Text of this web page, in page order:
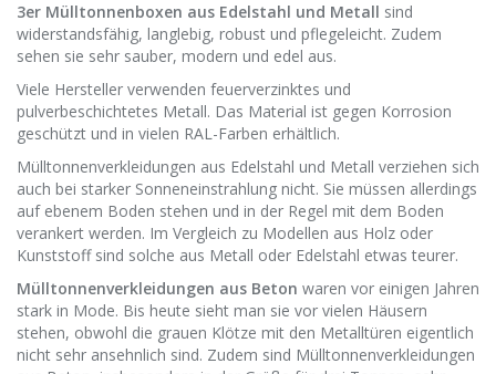
3er Mülltonnenboxen aus Edelstahl und Metall sind
widerstandsfähig, langlebig, robust und pflegeleicht. Zudem
sehen sie sehr sauber, modern und edel aus.
Viele Hersteller verwenden feuerverzinktes und
pulverbeschichtetes Metall. Das Material ist gegen Korrosion
geschützt und in vielen RAL-Farben erhältlich.
Mülltonnenverkleidungen aus Edelstahl und Metall verziehen sich
auch bei starker Sonneneinstrahlung nicht. Sie müssen allerdings
auf ebenem Boden stehen und in der Regel mit dem Boden
verankert werden. Im Vergleich zu Modellen aus Holz oder
Kunststoff sind solche aus Metall oder Edelstahl etwas teurer.
Mülltonnenverkleidungen aus Beton waren vor einigen Jahren
stark in Mode. Bis heute sieht man sie vor vielen Häusern
stehen, obwohl die grauen Klötze mit den Metalltüren eigentlich
nicht sehr ansehnlich sind. Zudem sind Mülltonnenverkleidungen